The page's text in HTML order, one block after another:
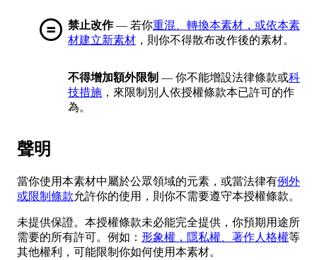
禁止改作— 若你重混、轉換本素材，或依本素
材建立新素材 ，則你不得散布改作後的素材。
不得增加額外限制 — 你不能增設法律條款或科
技措施 ，來限制別人依授權條款本已許可的作
為。
聲明
當你使用本素材中屬於公眾領域的元素，或當法律有例外
或限制條款允許你的使用，則你不需要遵守本授權條款。
未提供保證。本授權條款未必能完全提供，你預期用途所
需要的所有許可。例如： 形象權，隱私權、著作人格權等
其他權利，可能限制你如何使用本素材。